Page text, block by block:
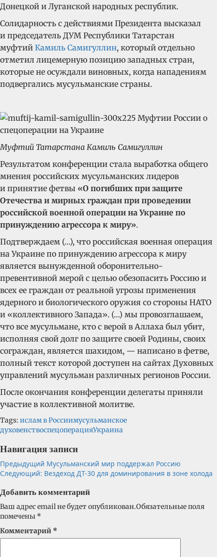
Донецкой и Луганской народных республик.
Солидарность с действиями Президента высказал
и председатель ДУМ Республики Татарстан
муфтий Камиль Самигуллин, который отдельно
отметил лицемерную позицию западных стран,
которые не осуждали виновных, когда нападениям
подвергались мусульманские страны.
Муфтий Татарстана Камиль Самигуллин
Результатом конференции стала выработка общего
мнения российских мусульманских лидеров
и принятие фетвы «О погибших при защите
Отечества и мирных граждан при проведении
российской военной операции на Украине по
принуждению агрессора к миру».
Подтверждаем (…), что российская военная операция
на Украине по принуждению агрессора к миру
является вынужденной оборонительно-
превентивной мерой с целью обезопасить Россию и
всех ее граждан от реальной угрозы применения
ядерного и биологического оружия со стороны НАТО
и «коллективного Запада». (…) мы провозглашаем,
что все мусульмане, кто с верой в Аллаха был убит,
исполняя свой долг по защите своей Родины, своих
сограждан, является шахидом, — написано в фетве,
полный текст которой доступен на сайтах Духовных
управлений мусульман различных регионов России.
После окончания конференции делегаты приняли
участие в коллективной молитве.
Tags: ислам в Россиимусульманское
духовенствоспецоперацияУкраина
Навигация записи
Предыдущий Мусульманский мир поддержал Россию
Следующий: Вездеход ДТ-30 для доминирования в зоне холода
Добавить комментарий
Ваш адрес email не будет опубликован.Обязательные поля
помечены *
Комментарий *